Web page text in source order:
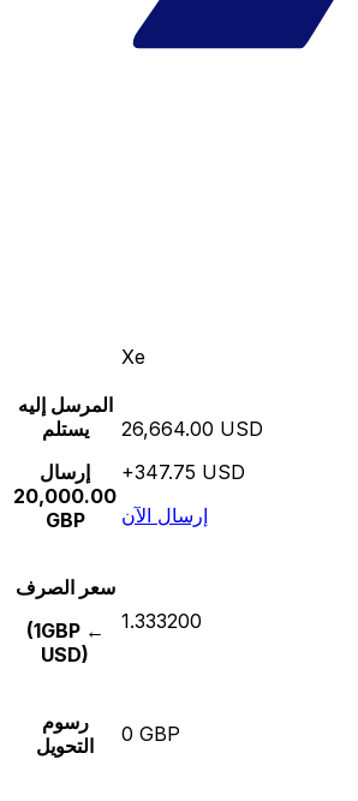
Xe
المرسل إليه
يستلم
إرسال
20,000.00
GBP
26,664.00 USD
+347.75 USD
إرسال الآن
سعر الصرف
(1GBP ←
USD)
1.333200
رسوم
التحويل
0 GBP